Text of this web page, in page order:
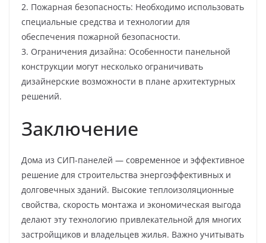
2. Пожарная безопасность: Необходимо использовать
специальные средства и технологии для
обеспечения пожарной безопасности.
3. Ограничения дизайна: Особенности панельной
конструкции могут несколько ограничивать
дизайнерские возможности в плане архитектурных
решений.
Заключение
Дома из СИП-панелей — современное и эффективное
решение для строительства энергоэффективных и
долговечных зданий. Высокие теплоизоляционные
свойства, скорость монтажа и экономическая выгода
делают эту технологию привлекательной для многих
застройщиков и владельцев жилья. Важно учитывать